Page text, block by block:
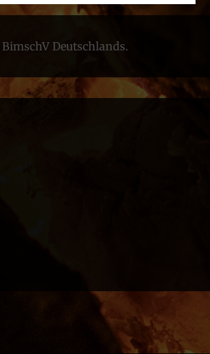
BimschV Deutschlands.